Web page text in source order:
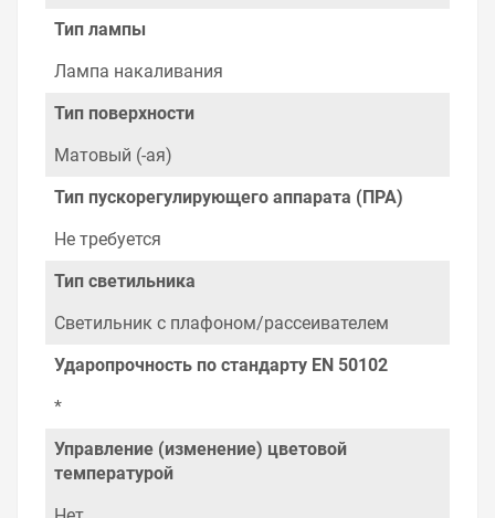
Тип лампы
Лампа накаливания
Тип поверхности
Матовый (-ая)
Тип пускорегулирующего аппарата (ПРА)
Не требуется
Тип светильника
Светильник с плафоном/рассеивателем
Ударопрочность по стандарту EN 50102
*
Управление (изменение) цветовой
температурой